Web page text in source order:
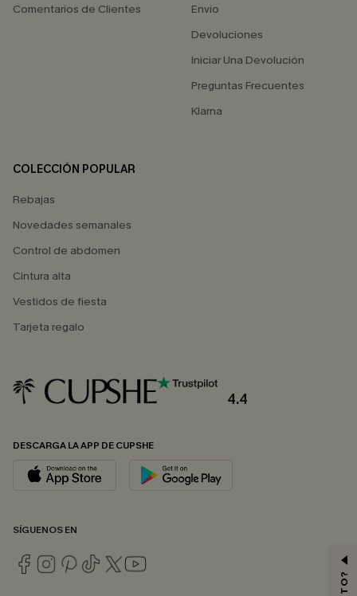
Comentarios de Clientes
Envío
Devoluciones
Iniciar Una Devolución
Preguntas Frecuentes
Klarna
COLECCIÓN POPULAR
Rebajas
Novedades semanales
Control de abdomen
Cintura alta
Vestidos de fiesta
Tarjeta regalo
4.4
DESCARGA LA APP DE CUPSHE
SÍGUENOS EN